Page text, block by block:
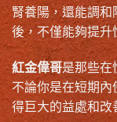
腎養陽，還能調
後，不僅能夠提升
紅金偉哥是那些在
不論你是在短期內
得巨大的益處和改